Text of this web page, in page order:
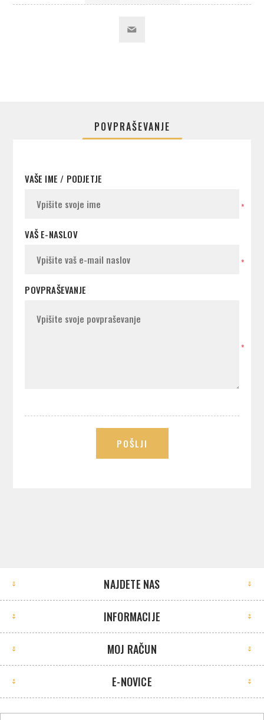
POVPRAŠEVANJE
VAŠE IME / PODJETJE
*
VAŠ E-NASLOV
*
POVPRAŠEVANJE
*
POŠLJI
NAJDETE NAS
INFORMACIJE
MOJ RAČUN
E-NOVICE